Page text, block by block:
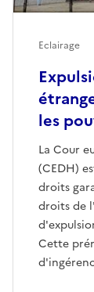
les
La Cour
(CEDH)
droits
droits de
Cette
Eclairage